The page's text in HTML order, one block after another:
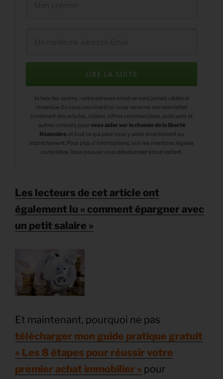
LIRE LA SUITE
Je hais les spams : votre adresse email ne sera jamais cédée ni
revendue. En vous inscrivant ici, vous recevrez ma newsletter
contenant des articles, vidéos, offres commerciales, podcasts et
autres conseils pourvous aider sur le chemin de la liberté
financière, et tout ce qui peut vous y aider directement ou
indirectement. Pour plus d'informations, voir les mentions légales
complètes. Vous pouvez vous désabonner à tout instant.
Les lecteurs de cet article ont
également lu « comment épargner avec
un petit salaire »
Et maintenant, pourquoi ne pas
télécharger mon guide pratique gratuit
« Les 8 étapes pour réussir votre
premier achat immobilier » pour